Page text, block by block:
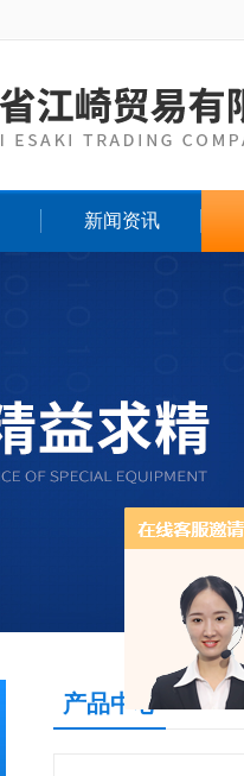
新闻资讯
产品中心